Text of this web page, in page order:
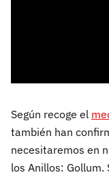
Según recoge el
también han
necesitaremos en
los Anillos: Gollum.